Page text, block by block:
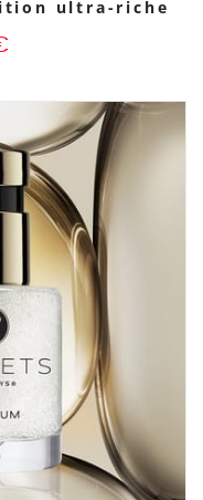
ultra-riche